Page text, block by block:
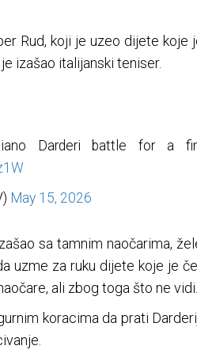
Rud, koji je uzeo dijete koje
izašao italijanski teniser.
Darderi battle for a
May 15, 2026
sa tamnim naočarima,
uzme za ruku dijete koje je
ali zbog toga što ne vidi.
koracima da prati